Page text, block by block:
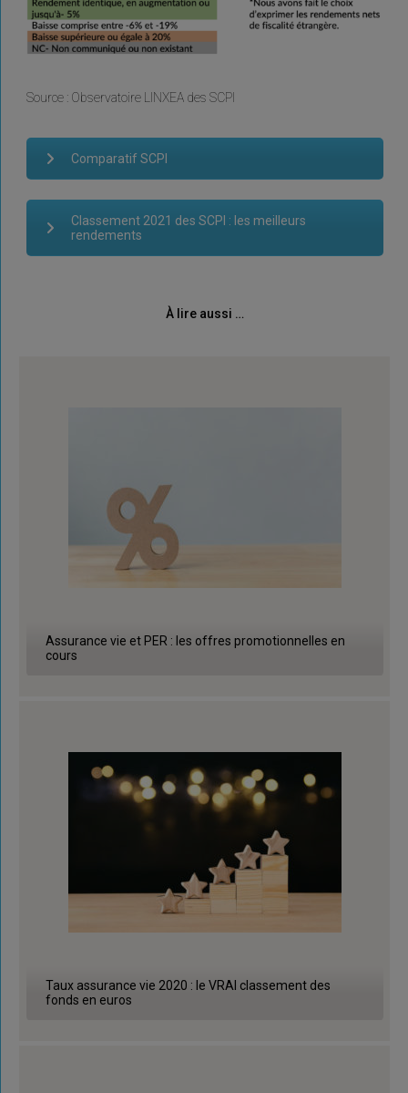
Source : Observatoire LINXEA des SCPI
Comparatif SCPI
Classement 2021 des SCPI : les meilleurs
rendements
À lire aussi …
Assurance vie et PER : les offres promotionnelles en
cours
Taux assurance vie 2020 : le VRAI classement des
fonds en euros